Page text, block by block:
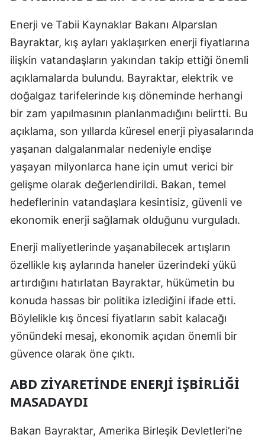
Elazığ
Erzincan
Eskişehir
Gaziantep
Giresun
Gümüşhane
Hakkari
Mersin
İstanbul
İzmir
Kastamonu
Kırklareli
Enerji ve Tabii Kaynaklar Bakanı Alparslan
Bayraktar, kış ayları yaklaşırken enerji fiyatlarına
ilişkin vatandaşların yakından takip ettiği önemli
açıklamalarda bulundu. Bayraktar, elektrik ve
doğalgaz tarifelerinde kış döneminde herhangi
bir zam yapılmasının planlanmadığını belirtti. Bu
açıklama, son yıllarda küresel enerji piyasalarında
yaşanan dalgalanmalar nedeniyle endişe
yaşayan milyonlarca hane için umut verici bir
gelişme olarak değerlendirildi. Bakan, temel
hedeflerinin vatandaşlara kesintisiz, güvenli ve
ekonomik enerji sağlamak olduğunu vurguladı.
Enerji maliyetlerinde yaşanabilecek artışların
özellikle kış aylarında haneler üzerindeki yükü
artırdığını hatırlatan Bayraktar, hükümetin bu
konuda hassas bir politika izlediğini ifade etti.
Böylelikle kış öncesi fiyatların sabit kalacağı
yönündeki mesaj, ekonomik açıdan önemli bir
güvence olarak öne çıktı.
ABD ZIYARETINDE ENERJI İŞBIRLIĞI
MASADAYDI
Bakan Bayraktar, Amerika Birleşik Devletleri’ne